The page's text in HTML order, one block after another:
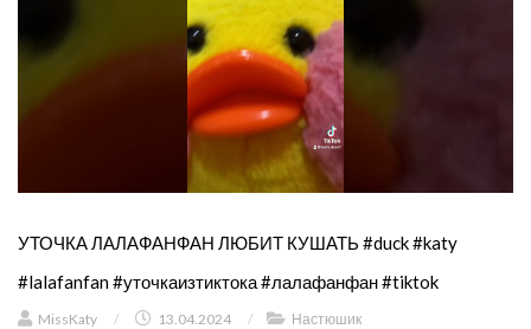
УТОЧКА ЛАЛАФАНФАН ЛЮБИТ КУШАТЬ #duck #katy
#lalafanfan #уточкаизтиктока #лалафанфан #tiktok
MissKaty / 13.04.2024 / Настюшик